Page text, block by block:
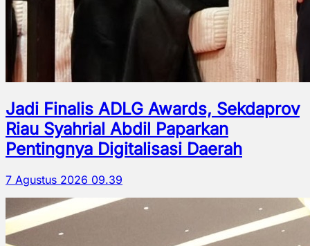
Jadi Finalis ADLG Awards, Sekdaprov
Riau Syahrial Abdil Paparkan
Pentingnya Digitalisasi Daerah
7 Agustus 2026 09.39